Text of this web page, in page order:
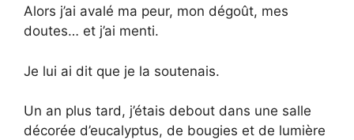
Alors j’ai avalé ma peur, mon dégoût, mes
doutes… et j’ai menti.
Je lui ai dit que je la soutenais.
Un an plus tard, j’étais debout dans une salle
décorée d’eucalyptus, de bougies et de lumière